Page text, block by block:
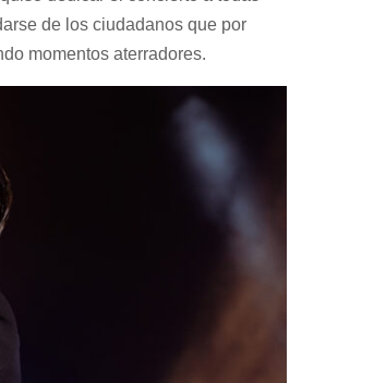
de los ciudadanos que por
momentos aterradores.